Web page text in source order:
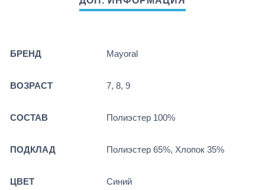
БРЕНД Mayoral
ВОЗРАСТ 7, 8, 9
СОСТАВ Полиэстер 100%
ПОДКЛАД Полиэстер 65%, Хлопок 35%
ЦВЕТ Синий